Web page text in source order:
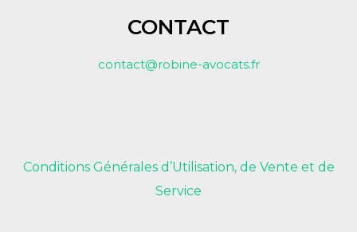
CONTACT
contact@robine-avocats.fr
Conditions Générales d’Utilisation, de Vente et de
Service